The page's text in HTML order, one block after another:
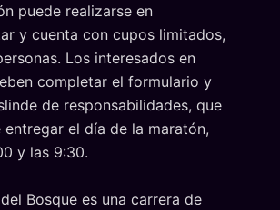
puede realizarse en
y cuenta con cupos limitados,
Los interesados en
completar el formulario y
de responsabilidades, que
entregar el día de la maratón,
y las 9:30.
Bosque es una carrera de